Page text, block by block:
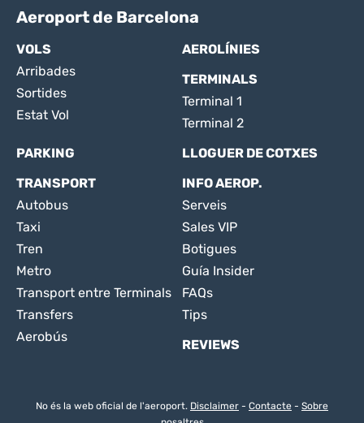
Aeroport de Barcelona
VOLS
Arribades
Sortides
Estat Vol
AEROLÍNIES
TERMINALS
Terminal 1
Terminal 2
PARKING
LLOGUER DE COTXES
TRANSPORT
Autobus
Taxi
Tren
Metro
Transport entre Terminals
Transfers
Aerobús
INFO AEROP.
Serveis
Sales VIP
Botigues
Guía Insider
FAQs
Tips
REVIEWS
No és la web oficial de l'aeroport. Disclaimer - Contacte - Sobre